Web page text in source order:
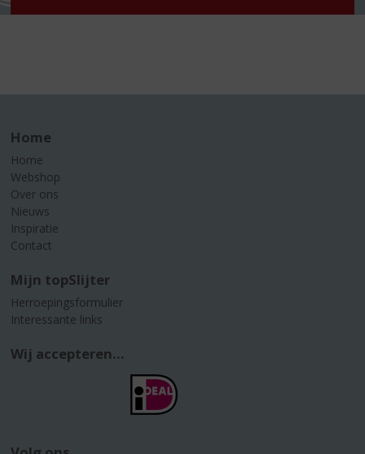
Home
Home
Webshop
Over ons
Nieuws
Inspiratie
Contact
Mijn topSlijter
Herroepingsformulier
Interessante links
Wij accepteren...